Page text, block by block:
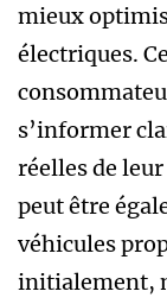
mieux
électriques.
s’informer
réelles de
peut être
véhicules
initialement,